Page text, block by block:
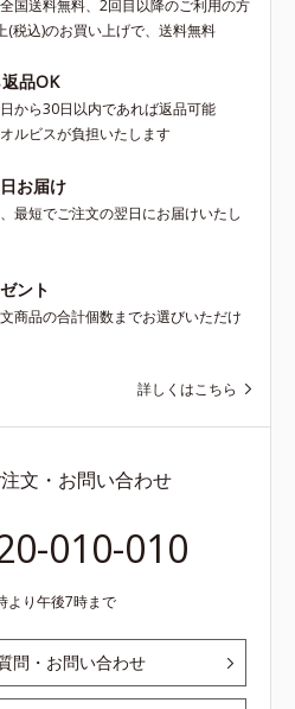
国送料無料、2回目以降のご利用の方
(税込)のお買い上げで、送料無料
品OK
から30日以内であれば返品可能
ルビスが負担いたします
お届け
最短でご注文の翌日にお届けいたし
ント
商品の合計個数までお選びいただけ
詳しくはこちら
文・お問い合わせ
010-010
より午後7時まで
問・お問い合わせ